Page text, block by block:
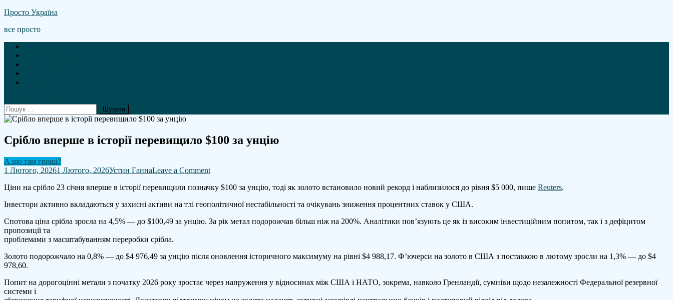
Skip
content
Просто Україна
все просто
Пошук:
Срібло вперше в історії перевищило $100 за унцію
А що там гроші?
1 Лютого, 20261 Лютого, 2026Устин ГаннаLeave a Commenton
вперше
історії
$100
Ціни на срібло 23 січня вперше в історії перевищили позначку $100 за унцію, тоді як золото встановило новий рекорд і наблизилося до рівня $5 000, пише Reuters.
Інвестори активно вкладаються у захисні активи на тлі геополітичної нестабільності та очікувань зниження процентних ставок у США.
Спотова ціна срібла зросла на 4,5% — до $100,49 за унцію. За рік метал подорожчав більш ніж на 200%. Аналітики пов’язують це як із високим інвестиційним попитом, так і з дефіцитом
пропозиції та
проблемами з масштабуванням переробки срібла.
Золото подорожчало на 0,8% — до $4 976,49 за унцію після оновлення історичного максимуму на рівні $4 988,17. Ф’ючерси на золото в США з поставкою в лютому зросли на 1,3% — до $4
978,60.
Попит на дорогоцінні метали з початку 2026 року зростає через напруження у відносинах між США і НАТО, зокрема, навколо Гренландії, сумніви щодо незалежності Федеральної резервної
системи і